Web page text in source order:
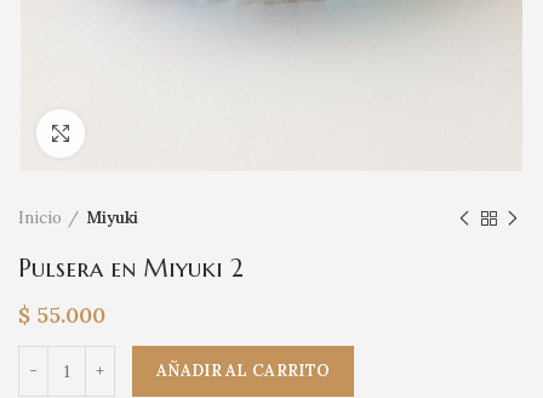
Inicio Miyuki
Pulsera en Miyuki 2
$ 55.000
Pulsera en Miyuki 2 cantidad
AÑADIR AL CARRITO